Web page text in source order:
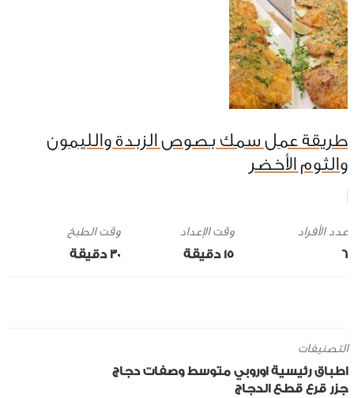
طريقة عمل سمك بصوص الزبدة والليمون
والثوم الأخضر
6
وقت الإعداد
15 ‎دقيقة
وقت الطبخ
30 ‎دقيقة
التصنيفات
اطباق رئيسية اوروبي متوسط وصفات دجاج
جزر قرع قطع الدجاج